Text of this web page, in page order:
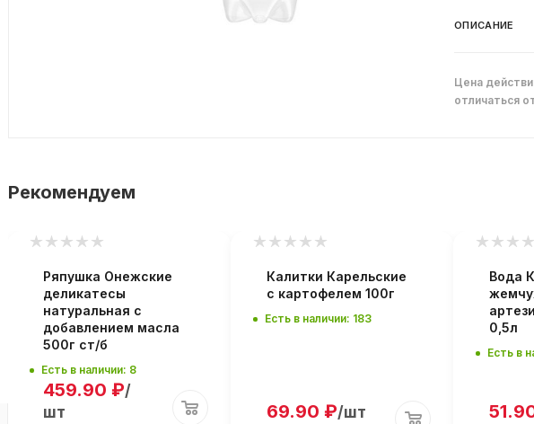
ОПИСАНИЕ
Цена
отличаться
Рекомендуем
Ряпушка Онежские
деликатесы
натуральная с
добавлением масла
500г ст/б
Есть в наличии: 8
459.90 ₽/
шт
Калитки Карельские
с картофелем 100г
Есть в наличии: 183
69.90 ₽/шт
Вода
0,5л
Есть в